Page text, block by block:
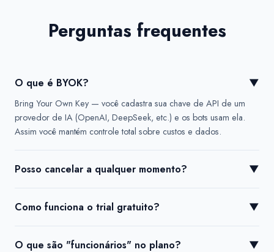
Perguntas frequentes
O que é BYOK? ▼
Bring Your Own Key — você cadastra sua chave de API de um
provedor de IA (OpenAI, DeepSeek, etc.) e os bots usam ela.
Assim você mantém controle total sobre custos e dados.
Posso cancelar a qualquer momento? ▼
Como funciona o trial gratuito? ▼
O que são "funcionários" no plano? ▼